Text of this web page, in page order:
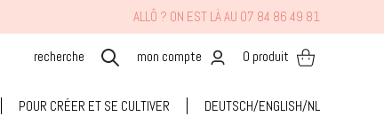
ALLÔ ? ON EST LÀ AU 07 84 86 49 81
mon compte 0 produit
DEUTSCH/ENGLISH/NL
POUR CRÉER ET SE CULTIVER